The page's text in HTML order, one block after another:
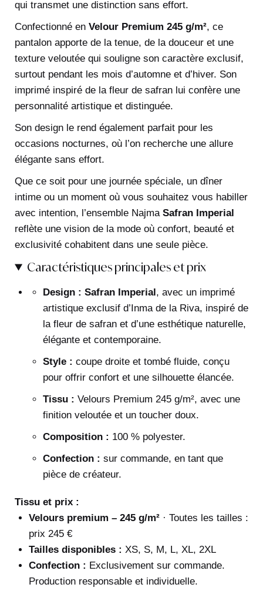
qui transmet une distinction sans effort.
Confectionné en Velour Premium 245 g/m², ce
pantalon apporte de la tenue, de la douceur et une
texture veloutée qui souligne son caractère exclusif,
surtout pendant les mois d’automne et d’hiver. Son
imprimé inspiré de la fleur de safran lui confère une
personnalité artistique et distinguée.
Son design le rend également parfait pour les
occasions nocturnes, où l’on recherche une allure
élégante sans effort.
Que ce soit pour une journée spéciale, un dîner
intime ou un moment où vous souhaitez vous habiller
avec intention, l’ensemble Najma Safran Imperial
reflète une vision de la mode où confort, beauté et
exclusivité cohabitent dans une seule pièce.
Caractéristiques principales et prix
Design : Safran Imperial, avec un imprimé
artistique exclusif d’Inma de la Riva, inspiré de
la fleur de safran et d’une esthétique naturelle,
élégante et contemporaine.
Style : coupe droite et tombé fluide, conçu
pour offrir confort et une silhouette élancée.
Tissu : Velours Premium 245 g/m², avec une
finition veloutée et un toucher doux.
Composition : 100 % polyester.
Confection : sur commande, en tant que
pièce de créateur.
Tissu et prix :
Velours premium – 245 g/m² · Toutes les tailles :
prix 245 €
Tailles disponibles : XS, S, M, L, XL, 2XL
Confection : Exclusivement sur commande.
Production responsable et individuelle.